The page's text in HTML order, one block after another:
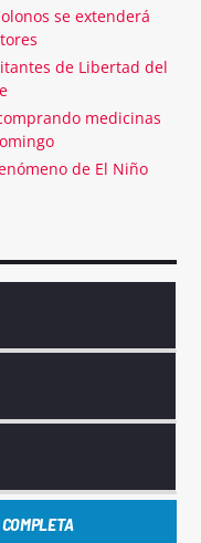
se extenderá
de Libertad del
medicinas
de El Niño